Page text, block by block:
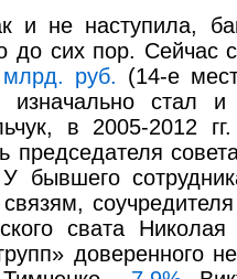
и не наступила,
до сих пор. Сейчас
руб. (14-е
изначально стал
в 2005-2012
председателя
бывшего
соучредителя
свата
доверенного